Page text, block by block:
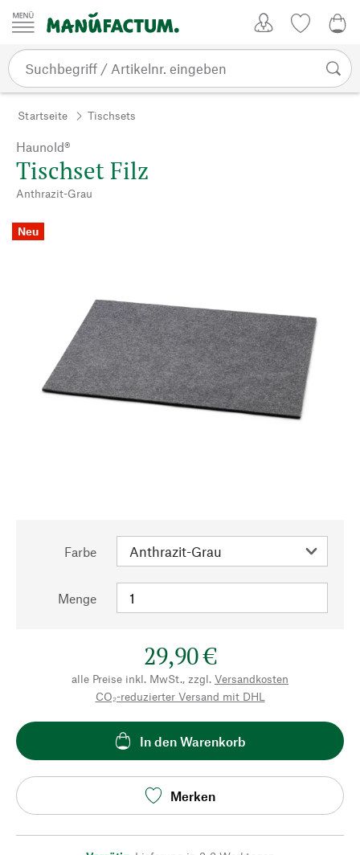
Zum Inhalt springen
Startseite Tischsets
Haunold®
Tischset Filz
Anthrazit-Grau
Neu
Farbe
Menge
29,90 €
alle Preise inkl. MwSt., zzgl. Versandkosten
CO₂-reduzierter Versand mit DHL
In den Warenkorb
Merken